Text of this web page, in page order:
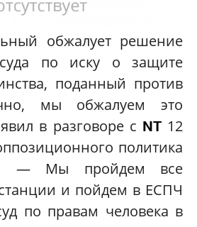
обжалует решение
суда по иску о защите
поданный против
мы обжалуем это
в разговоре с NT12
политика
— Мы пройдем все
и пойдем в ЕСПЧ
по правам человека в